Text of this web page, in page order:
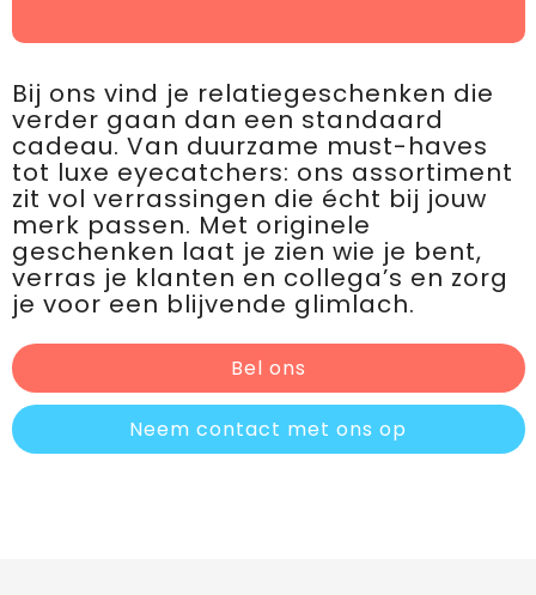
Bij ons vind je relatiegeschenken die
verder gaan dan een standaard
cadeau. Van duurzame must-haves
tot luxe eyecatchers: ons assortiment
zit vol verrassingen die écht bij jouw
merk passen. Met originele
geschenken laat je zien wie je bent,
verras je klanten en collega’s en zorg
je voor een blijvende glimlach.
Bel ons
Neem contact met ons op